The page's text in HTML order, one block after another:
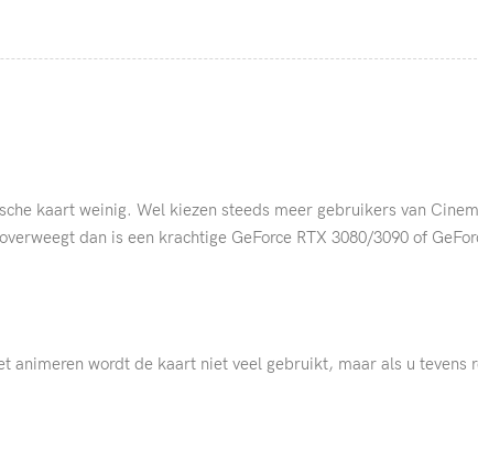
kaart weinig. Wel kiezen steeds meer gebruikers van
dan is een krachtige GeForce RTX 3080/3090 of
animeren wordt de kaart niet veel gebruikt, maar als u tevens